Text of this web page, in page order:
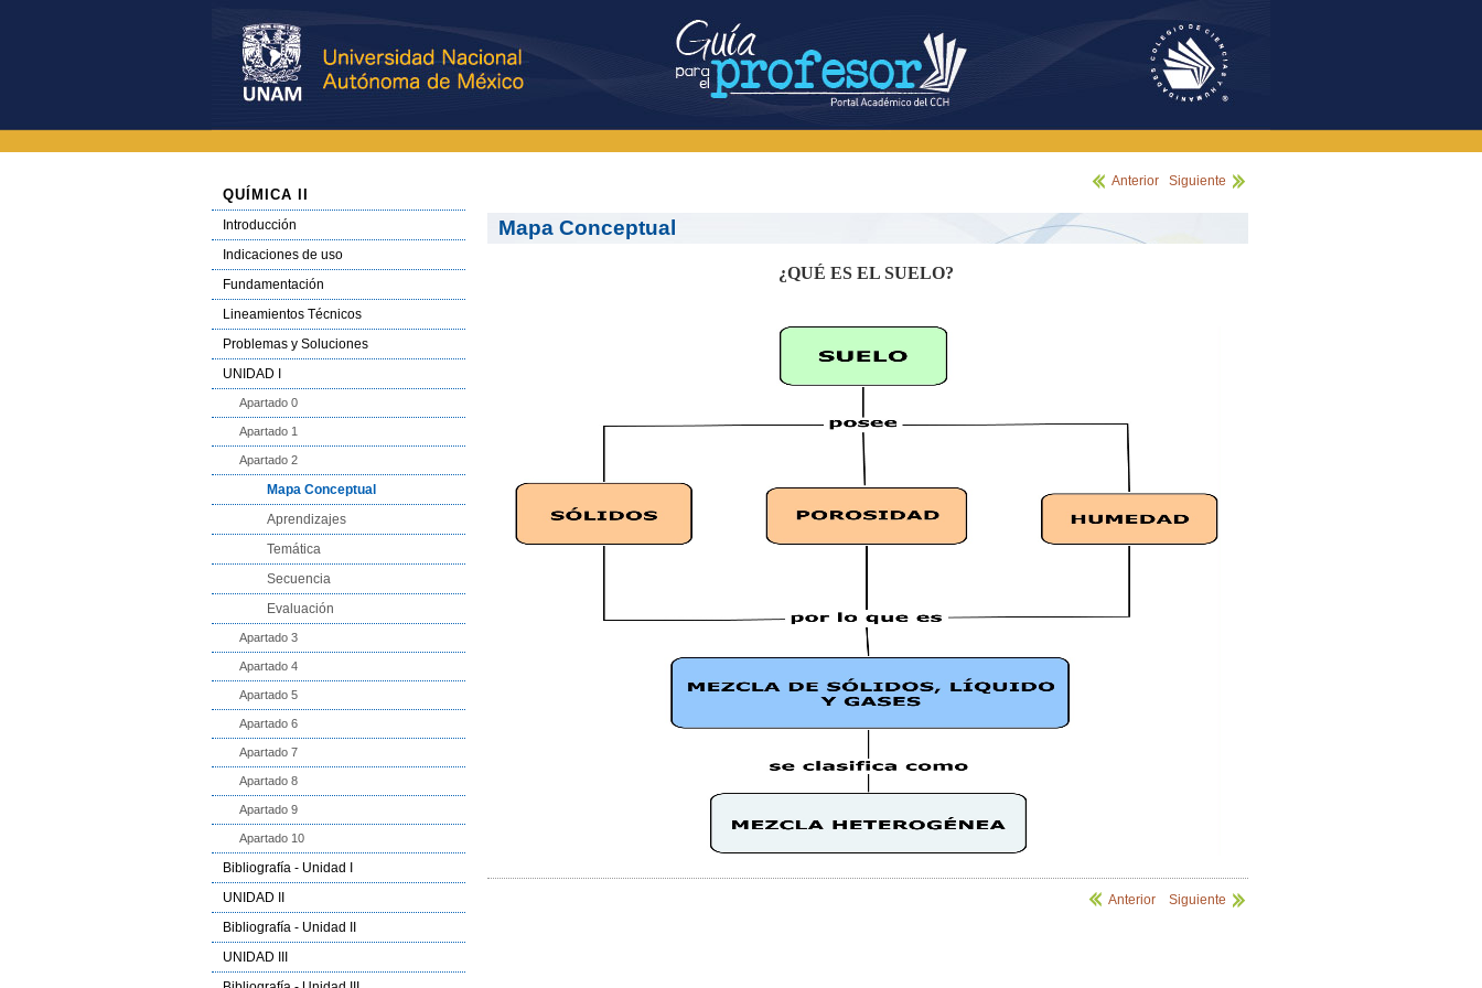
QUÍMICA II
Introducción
Indicaciones de uso
Fundamentación
Lineamientos Técnicos
Problemas y Soluciones
UNIDAD I
Apartado 0
Apartado 1
Apartado 2
Mapa Conceptual
Aprendizajes
Temática
Secuencia
Evaluación
Apartado 3
Apartado 4
Apartado 5
Apartado 6
Apartado 7
Apartado 8
Apartado 9
Apartado 10
Bibliografía - Unidad I
UNIDAD II
Bibliografía - Unidad II
UNIDAD III
Anterior Siguiente
Mapa Conceptual
¿QUÉ ES EL SUELO?
Anterior Siguiente